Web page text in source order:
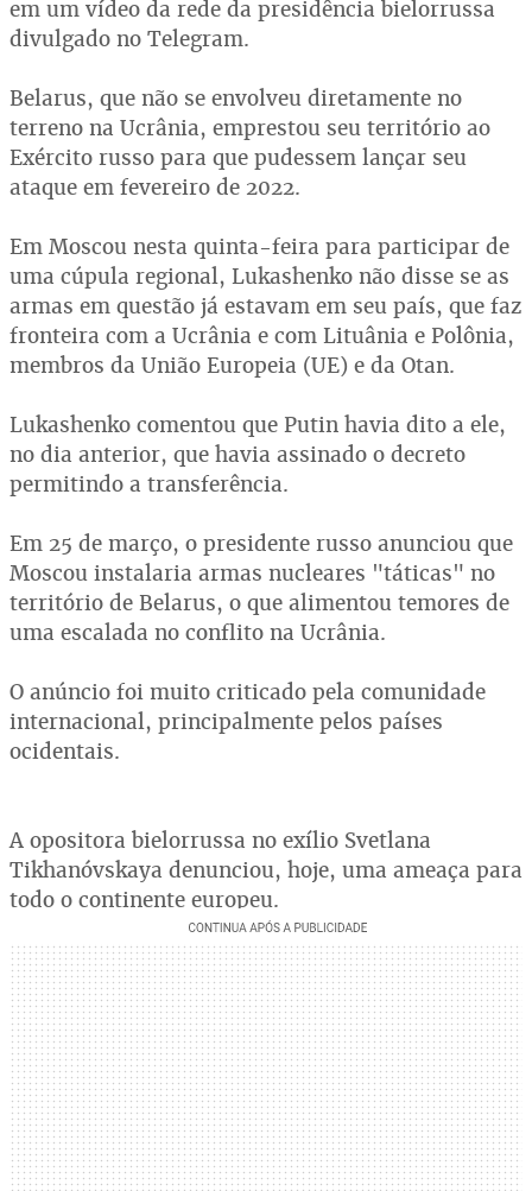
em um vídeo da rede da presidência bielorrussa
divulgado no Telegram.
Belarus, que não se envolveu diretamente no
terreno na Ucrânia, emprestou seu território ao
Exército russo para que pudessem lançar seu
ataque em fevereiro de 2022.
Em Moscou nesta quinta-feira para participar de
uma cúpula regional, Lukashenko não disse se as
armas em questão já estavam em seu país, que faz
fronteira com a Ucrânia e com Lituânia e Polônia,
membros da União Europeia (UE) e da Otan.
Lukashenko comentou que Putin havia dito a ele,
no dia anterior, que havia assinado o decreto
permitindo a transferência.
Em 25 de março, o presidente russo anunciou que
Moscou instalaria armas nucleares "táticas" no
território de Belarus, o que alimentou temores de
uma escalada no conflito na Ucrânia.
O anúncio foi muito criticado pela comunidade
internacional, principalmente pelos países
ocidentais.
A opositora bielorrussa no exílio Svetlana
Tikhanóvskaya denunciou, hoje, uma ameaça para
todo o continente europeu.